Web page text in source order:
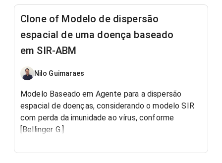
Clone of Modelo de dispersão
espacial de uma doença baseado
em SIR-ABM
Nilo Guimaraes
Modelo Baseado em Agente para a dispersão
espacial de doenças, considerando o modelo SIR
com perda da imunidade ao vírus, conforme
[Bellinger G.]